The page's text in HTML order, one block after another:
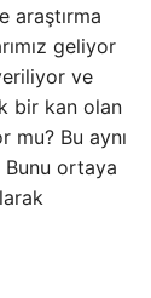
araştırma
geliyor
ve
bir kan olan
mu? Bu aynı
ortaya